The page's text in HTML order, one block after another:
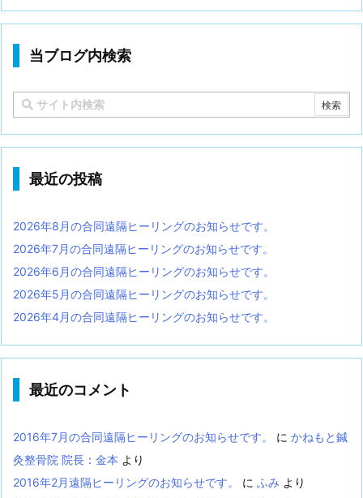
当ブログ内検索
最近の投稿
2026年8月の合同遠隔ヒーリングのお知らせです。
2026年7月の合同遠隔ヒーリングのお知らせです。
2026年6月の合同遠隔ヒーリングのお知らせです。
2026年5月の合同遠隔ヒーリングのお知らせです。
2026年4月の合同遠隔ヒーリングのお知らせです。
最近のコメント
2016年7月の合同遠隔ヒーリングのお知らせです。 に かねもと鍼
灸整骨院 院長：金本 より
2016年2月遠隔ヒーリングのお知らせです。
に ふみ より